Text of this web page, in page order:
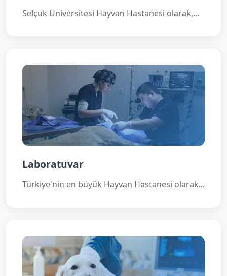
Selçuk Üniversitesi Hayvan Hastanesi olarak,...
Laboratuvar
Türkiye'nin en büyük Hayvan Hastanesi olarak...